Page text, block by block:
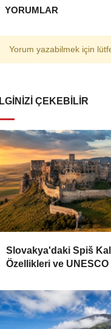
YORUMLAR
Yorum yazabilmek için
İLGINIZI ÇEKEBILIR
Slovakya'daki Spiš
Özellikleri ve UNESCO